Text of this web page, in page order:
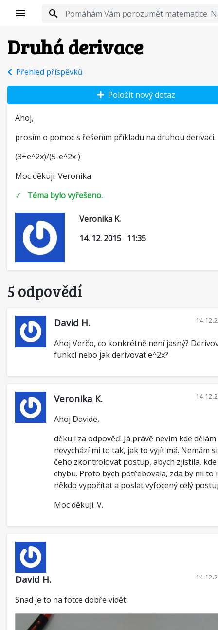
Druhá derivace
Přehled příspěvků
Ahoj,
prosím o pomoc s řešením příkladu na druhou derivaci.
(3+e^2x)/(5-e^2x )
Moc děkuji. Veronika
✓ Téma bylo vyřešeno.
Veronika K.
14. 12. 2015 11:35
5 odpovědí
David H.
Ahoj Verčo, co konkrétně není jasný?
funkcí nebo jak derivovat e^2x?
Veronika K.
Ahoj Davide,
děkuji za odpověď. Já právě nevím kde
nevychází mi to tak, jak to vyjít má. Nemám
čeho zkontrolovat postup, abych zjistila, kde
chybu. Proto bych potřebovala, zda by mi to
někdo vypočítat a poslat vyfocený celý
Moc děkuji. V.
David H.
Snad je to na fotce dobře vidět.
Položit nový dotaz